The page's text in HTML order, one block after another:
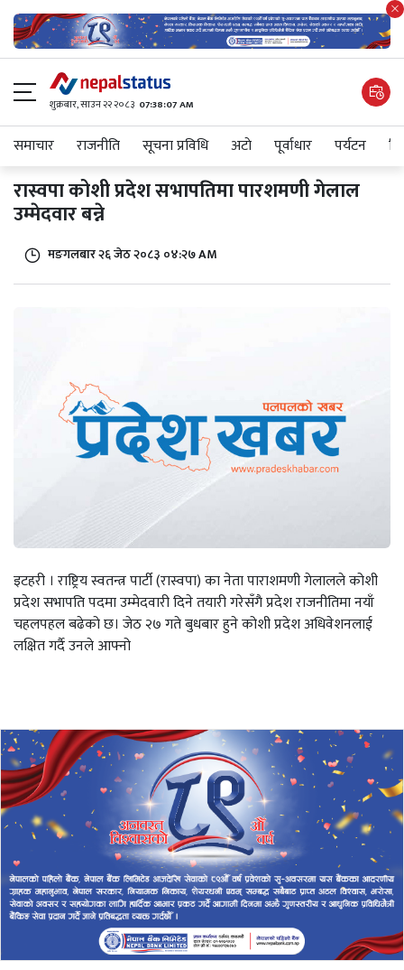
शुक्रबार​, साउन २२ २०८३ 07:38:07 AM
समाचार राजनीति सूचना प्रविधि अटाे पूर्वाधार पर्यटन
रास्वपा कोशी प्रदेश सभापतिमा पारशमणी गेलाल
उम्मेदवार बन्ने
मङगलबार २६ जेठ २०८३ ०४:२७ AM
इटहरी । राष्ट्रिय स्वतन्त्र पार्टी (रास्वपा) का नेता पाराशमणी गेलालले कोशी
प्रदेश सभापति पदमा उम्मेदवारी दिने तयारी गरेसँगै प्रदेश राजनीतिमा नयाँ
चहलपहल बढेको छ। जेठ २७ गते बुधबार हुने कोशी प्रदेश अधिवेशनलाई
लक्षित गर्दै उनले आफ्नो